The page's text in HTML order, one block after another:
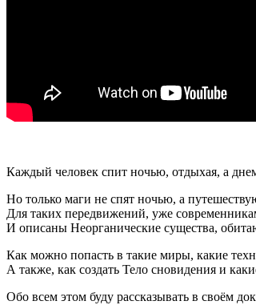
Каж­дый чело­век спит ночью, отды­хая, а
Но толь­ко маги не спят ночью, а
Для таких пере­дви­же­ний, уже
И опи­са­ны Неор­га­ни­че­ские суще­ства,
Как мож­но попасть в такие миры, какие
А так­же, как создать Тело сно­ви­де­ния и
Обо всем этом буду рас­ска­зы­вать в сво­ём